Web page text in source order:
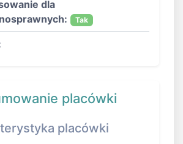
dla
Tak
placówki
placówki